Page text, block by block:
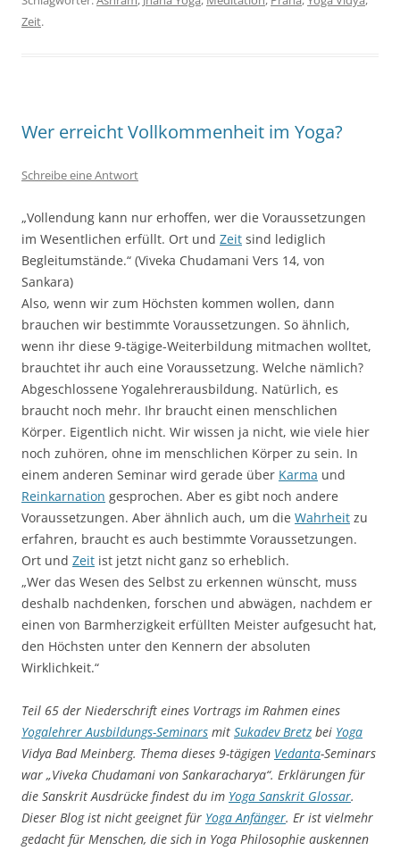
Zeit.
Wer erreicht Vollkommenheit im Yoga?
Schreibe eine Antwort
„Vollendung kann nur erhoffen, wer die Voraussetzungen
im Wesentlichen erfüllt. Ort und Zeit sind lediglich
Begleitumstände.“ (Viveka Chudamani Vers 14, von
Sankara)
Also, wenn wir zum Höchsten kommen wollen, dann
brauchen wir bestimmte Voraussetzungen. So ähnlich,
wenn ihr diese 9-tägige-Weiterbildung mitmachen wolltet,
brauchtet ihr auch eine Voraussetzung. Welche nämlich?
Abgeschlossene Yogalehrerausbildung. Natürlich, es
braucht noch mehr. Ihr braucht einen menschlichen
Körper. Eigentlich nicht. Wir wissen ja nicht, wie viele hier
noch zuhören, ohne im menschlichen Körper zu sein. In
einem anderen Seminar wird gerade über Karma und
Reinkarnation gesprochen. Aber es gibt noch andere
Voraussetzungen. Aber ähnlich auch, um die Wahrheit zu
erfahren, braucht es auch bestimmte Voraussetzungen.
Ort und Zeit ist jetzt nicht ganz so erheblich.
„Wer das Wesen des Selbst zu erkennen wünscht, muss
deshalb nachdenken, forschen und abwägen, nachdem er
einen von Barmherzigkeit erfüllten Meister aufgesucht hat,
den Höchsten unter den Kennern der absoluten
Wirklichkeit.“
Teil 65 der Niederschrift eines Vortrags im Rahmen eines
Yogalehrer Ausbildungs-Seminars mit Sukadev Bretz bei Yoga
Vidya Bad Meinberg. Thema dieses 9-tägigen Vedanta-Seminars
war „Viveka Chudamani von Sankaracharya“. Erklärungen für
die Sanskrit Ausdrücke findest du im Yoga Sanskrit Glossar.
Dieser Blog ist nicht geeignet für Yoga Anfänger. Er ist vielmehr
gedacht für Menschen, die sich in Yoga Philosophie auskennen